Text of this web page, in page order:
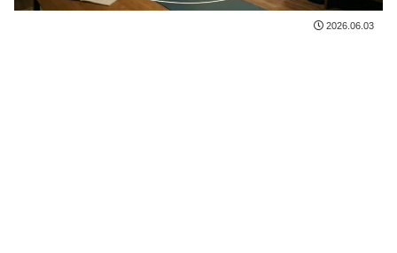
2026.06.03